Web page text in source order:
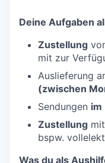
Deine Aufgaben
Zustellung
mit zur
Auslieferung
(zwischen
Sendungen im
Zustellung
bspw.
Was du als